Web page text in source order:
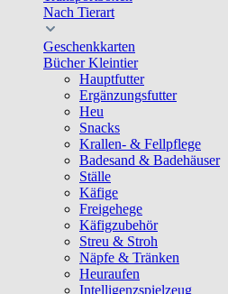
Nach Tierart
Geschenkkarten
Bücher Kleintier
Hauptfutter
Ergänzungsfutter
Heu
Snacks
Krallen- & Fellpflege
Badesand & Badehäuser
Ställe
Käfige
Freigehege
Käfigzubehör
Streu & Stroh
Näpfe & Tränken
Heuraufen
Intelligenzspielzeug